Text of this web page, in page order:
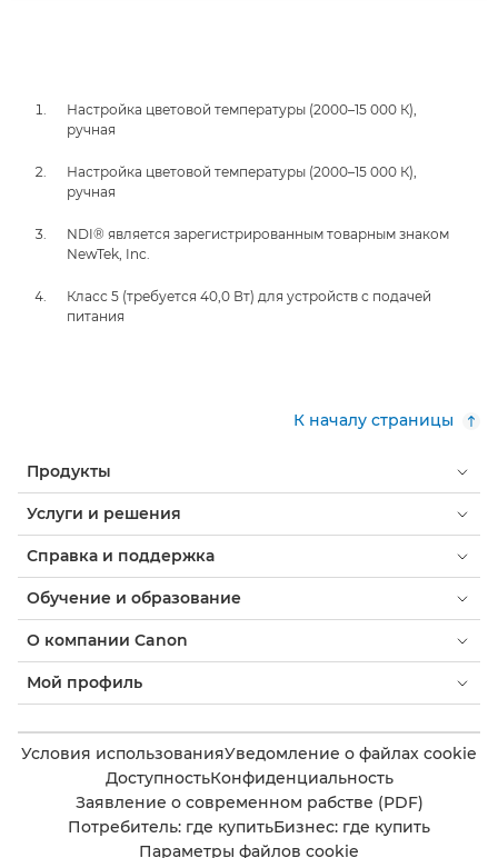
Настройка цветовой температуры (2000–15 000 К),
ручная
Настройка цветовой температуры (2000–15 000 К),
ручная
NDI® является зарегистрированным товарным знаком
NewTek, Inc.
Класс 5 (требуется 40,0 Вт) для устройств с подачей
питания
К началу страницы
Продукты
Услуги и решения
Справка и поддержка
Обучение и образование
О компании Canon
Мой профиль
Условия использованияУведомление о файлах cookie
ДоступностьКонфиденциальность
Заявление о современном рабстве (PDF)
Потребитель: где купитьБизнес: где купить
Параметры файлов cookie